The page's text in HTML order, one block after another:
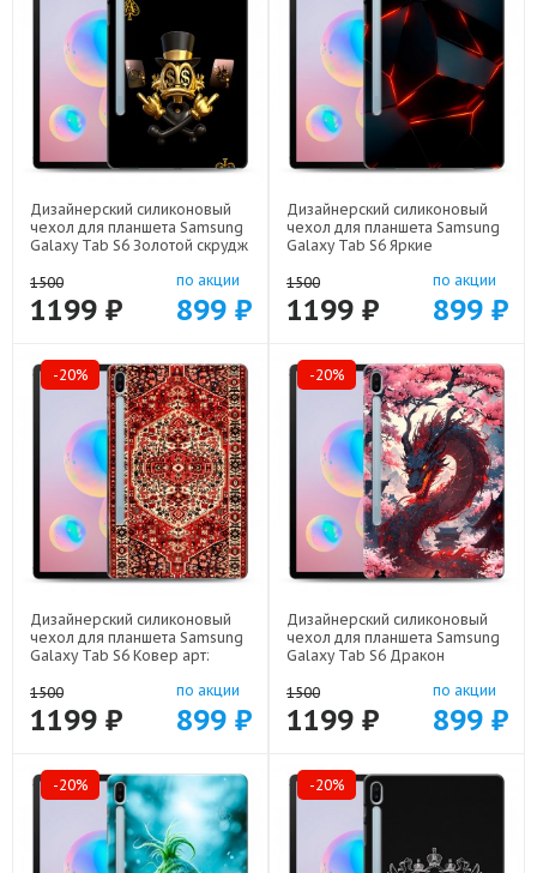
Дизайнерский силиконовый
чехол для планшета Samsung
Galaxy Tab S6 Золотой скрудж
1500
1199 ₽
по акции
899 ₽
Дизайнерский силиконовый
чехол для планшета Samsung
Galaxy Tab S6 Яркие
1500
1199 ₽
по акции
899 ₽
-20%
Дизайнерский силиконовый
чехол для планшета Samsung
Galaxy Tab S6 Ковер арт:
1500
1199 ₽
по акции
899 ₽
-20%
Дизайнерский силиконовый
чехол для планшета Samsung
Galaxy Tab S6 Дракон
1500
1199 ₽
по акции
899 ₽
-20% -20%